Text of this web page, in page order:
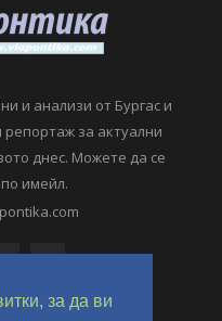
за да ви
и анализи от Бургас и
за актуални
днес. Можете да се
имейл.